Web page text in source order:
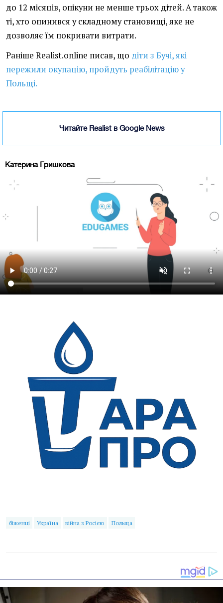
до 12 місяців, опікуни не менше трьох дітей. А також
ті, хто опинився у складному становищі, яке не
дозволяє їм покривати витрати.
Раніше Realist.online писав, що діти з Бучі, які
пережили окупацію, пройдуть реабілітацію у
Польщі.
Читайте Realist в Google News
Катерина Гришкова
біженці Україна війна з Росією Польща